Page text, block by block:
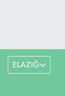
ELAZIĞ